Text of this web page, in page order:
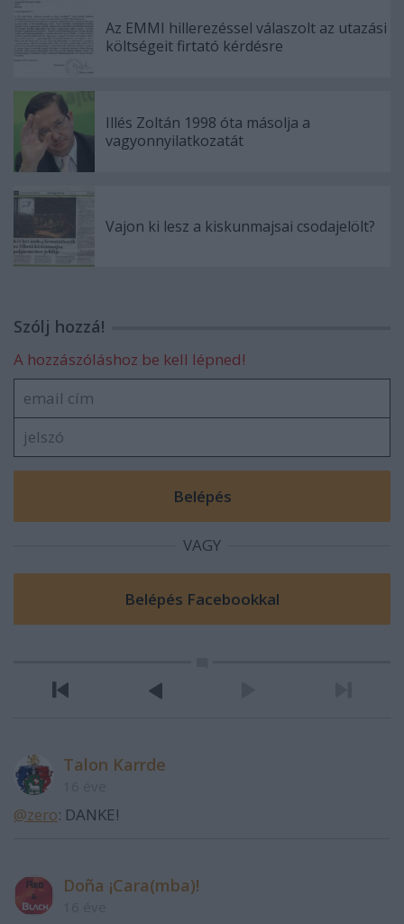
Az EMMI hillerezéssel válaszolt az utazási
költségeit firtató kérdésre
Illés Zoltán 1998 óta másolja a
vagyonnyilatkozatát
Vajon ki lesz a kiskunmajsai csodajelölt?
Szólj hozzá!
A hozzászóláshoz be kell lépned!
VAGY
Talon Karrde
@zero: DANKE!
Doña ¡Cara(mba)!